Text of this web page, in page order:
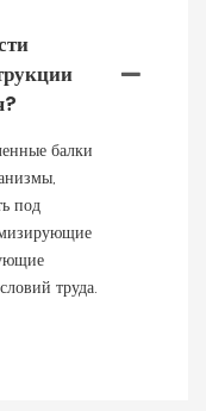
балки
под
труда.